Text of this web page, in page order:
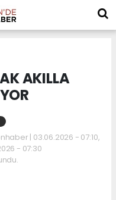
AKILLA
| 03.06.2026 - 07:10,
- 07:30